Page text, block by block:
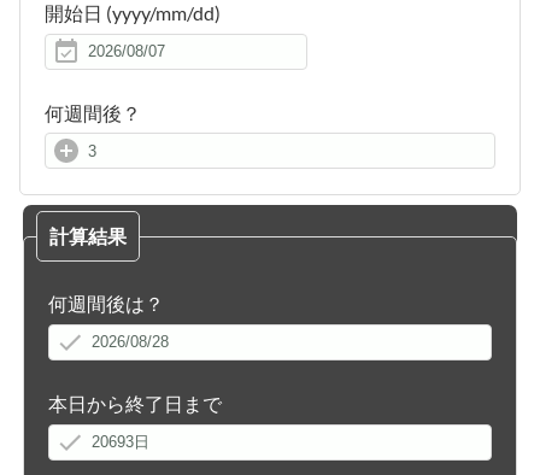
開始日 (yyyy/mm/dd)
何週間後？
計算結果
何週間後は？
本日から終了日まで